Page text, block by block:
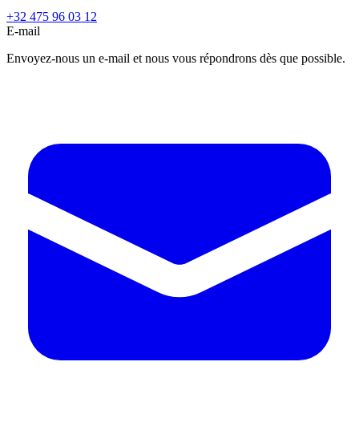
+32 475 96 03 12
E-mail
Envoyez-nous un e-mail et nous vous répondrons dès que possible.